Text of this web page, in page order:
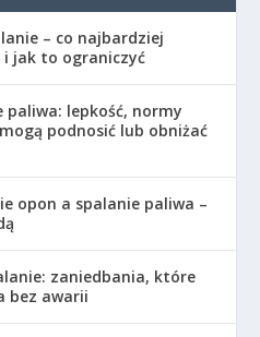
– co najbardziej
i jak to ograniczyć
paliwa: lepkość, normy
podnosić lub obniżać
opon a spalanie paliwa –
zaniedbania, które
bez awarii